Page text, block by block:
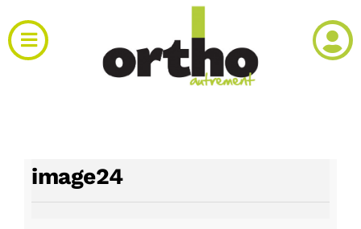
au
contenu
Toggle
Navigation
image24